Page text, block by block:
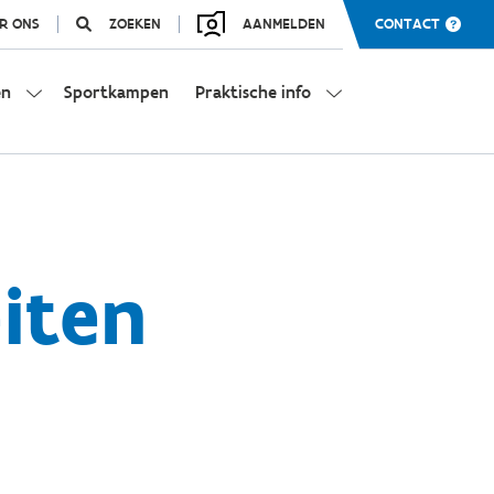
ONS ZOEKEN AANMELDEN CONTACT
Sportkampen Praktische info